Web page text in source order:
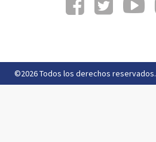
©2026 Todos los derechos reservados.